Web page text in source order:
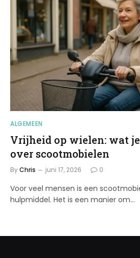
ALGEMEEN
Vrijheid op wielen: wat
over scootmobielen
ByChris juni 17, 2026 0
Voor veel mensen is een
hulpmiddel. Het is een manier om…